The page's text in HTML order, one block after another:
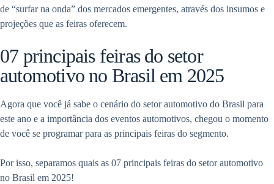
de “surfar na onda” dos mercados emergentes, através dos insumos e
projeções que as feiras oferecem.
07 principais feiras do setor
automotivo no Brasil em 2025
Agora que você já sabe o cenário do setor automotivo do Brasil para
este ano e a importância dos eventos automotivos, chegou o momento
de você se programar para as principais feiras do segmento.
Por isso, separamos quais as 07 principais feiras do setor automotivo
no Brasil em 2025!